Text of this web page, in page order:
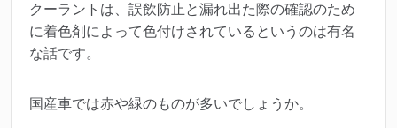
クーラントは、誤飲防止と漏れ出た際の確認のため
に着色剤によって色付けされているというのは有名
な話です。
国産車では赤や緑のものが多いでしょうか。